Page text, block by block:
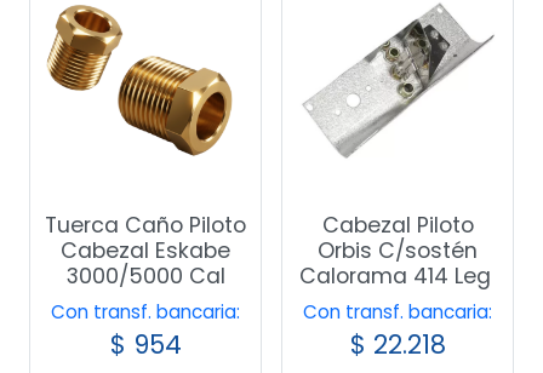
Tuerca Caño Piloto
Cabezal Eskabe
3000/5000 Cal
Con transf. bancaria:
$ 954
Cabezal Piloto
Orbis C/sostén
Calorama 414 Leg
Con transf. bancaria:
$ 22.218